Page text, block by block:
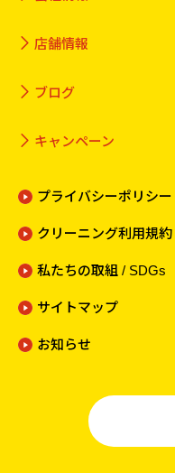
店舗情報
ブログ
キャンペーン
プライバシーポリシー
クリーニング利用規約
私たちの取組 / SDGs
サイトマップ
お知らせ